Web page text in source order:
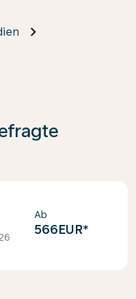
Ab
566EUR*